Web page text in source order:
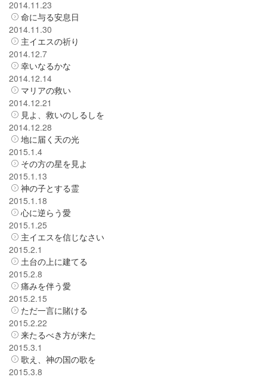
2014.11.23
命に与る安息日
2014.11.30
主イエスの祈り
2014.12.7
幸いなるかな
2014.12.14
マリアの救い
2014.12.21
見よ、救いのしるしを
2014.12.28
地に届く天の光
2015.1.4
その方の星を見よ
2015.1.13
神の子とする霊
2015.1.18
心に逆らう愛
2015.1.25
主イエスを信じなさい
2015.2.1
土台の上に建てる
2015.2.8
痛みを伴う愛
2015.2.15
ただ一言に賭ける
2015.2.22
来たるべき方が来た
2015.3.1
歌え、神の国の歌を
2015.3.8